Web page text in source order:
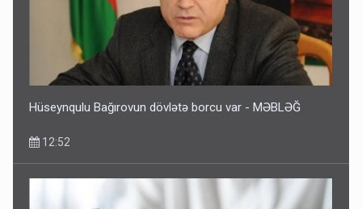
Hüseynqulu Bağırovun dövlətə borcu var - MƏBLƏĞ
12:52